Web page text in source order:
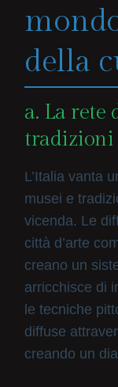
della
a. La rete
L’Italia vanta
musei e
vicenda. Le
città d’arte
creano un
arricchisce di
le tecniche
diffuse
creando un